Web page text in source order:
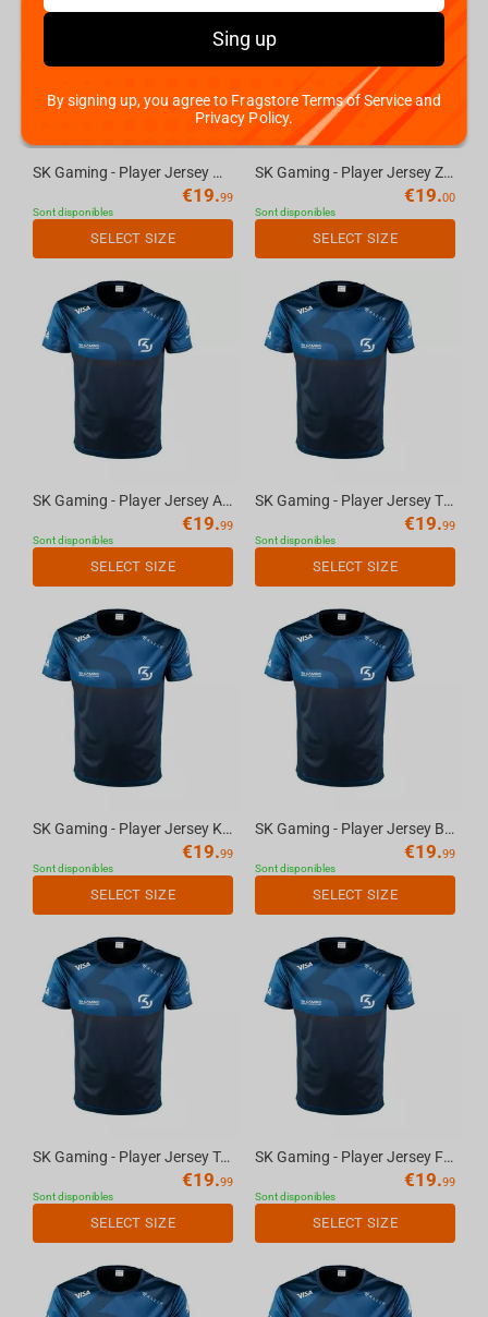
SK Gaming - Player Jersey HEGMAN, M
€19.99
Sont disponibles
SELECT SIZE
SK Gaming - Player Jersey ZETALOT, M
€19.00
Sont disponibles
SELECT SIZE
SK Gaming - Player Jersey AKAWONDER, XL
€19.99
Sont disponibles
SELECT SIZE
SK Gaming - Player Jersey TYRUZZ, L
€19.99
Sont disponibles
SELECT SIZE
SK Gaming - Player Jersey KVALAFAR, L
€19.99
Sont disponibles
SELECT SIZE
SK Gaming - Player Jersey Bayu, XL
€19.99
Sont disponibles
SELECT SIZE
SK Gaming - Player Jersey TACO, M
€19.99
Sont disponibles
SELECT SIZE
SK Gaming - Player Jersey FER, L
€19.99
Sont disponibles
SELECT SIZE
Sing up
By signing up, you agree to Fragstore Terms of Service and
Privacy Policy.